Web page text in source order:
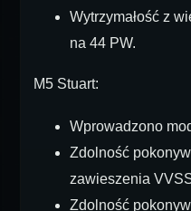
Wytrzymałość z
na 44 PW.
M5 Stuart:
Wprowadzono
Zdolność
zawieszenia
Zdolność